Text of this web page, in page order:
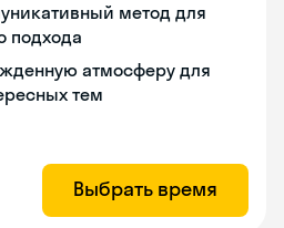
метод для
подхода
атмосферу для
тем
Выбрать время